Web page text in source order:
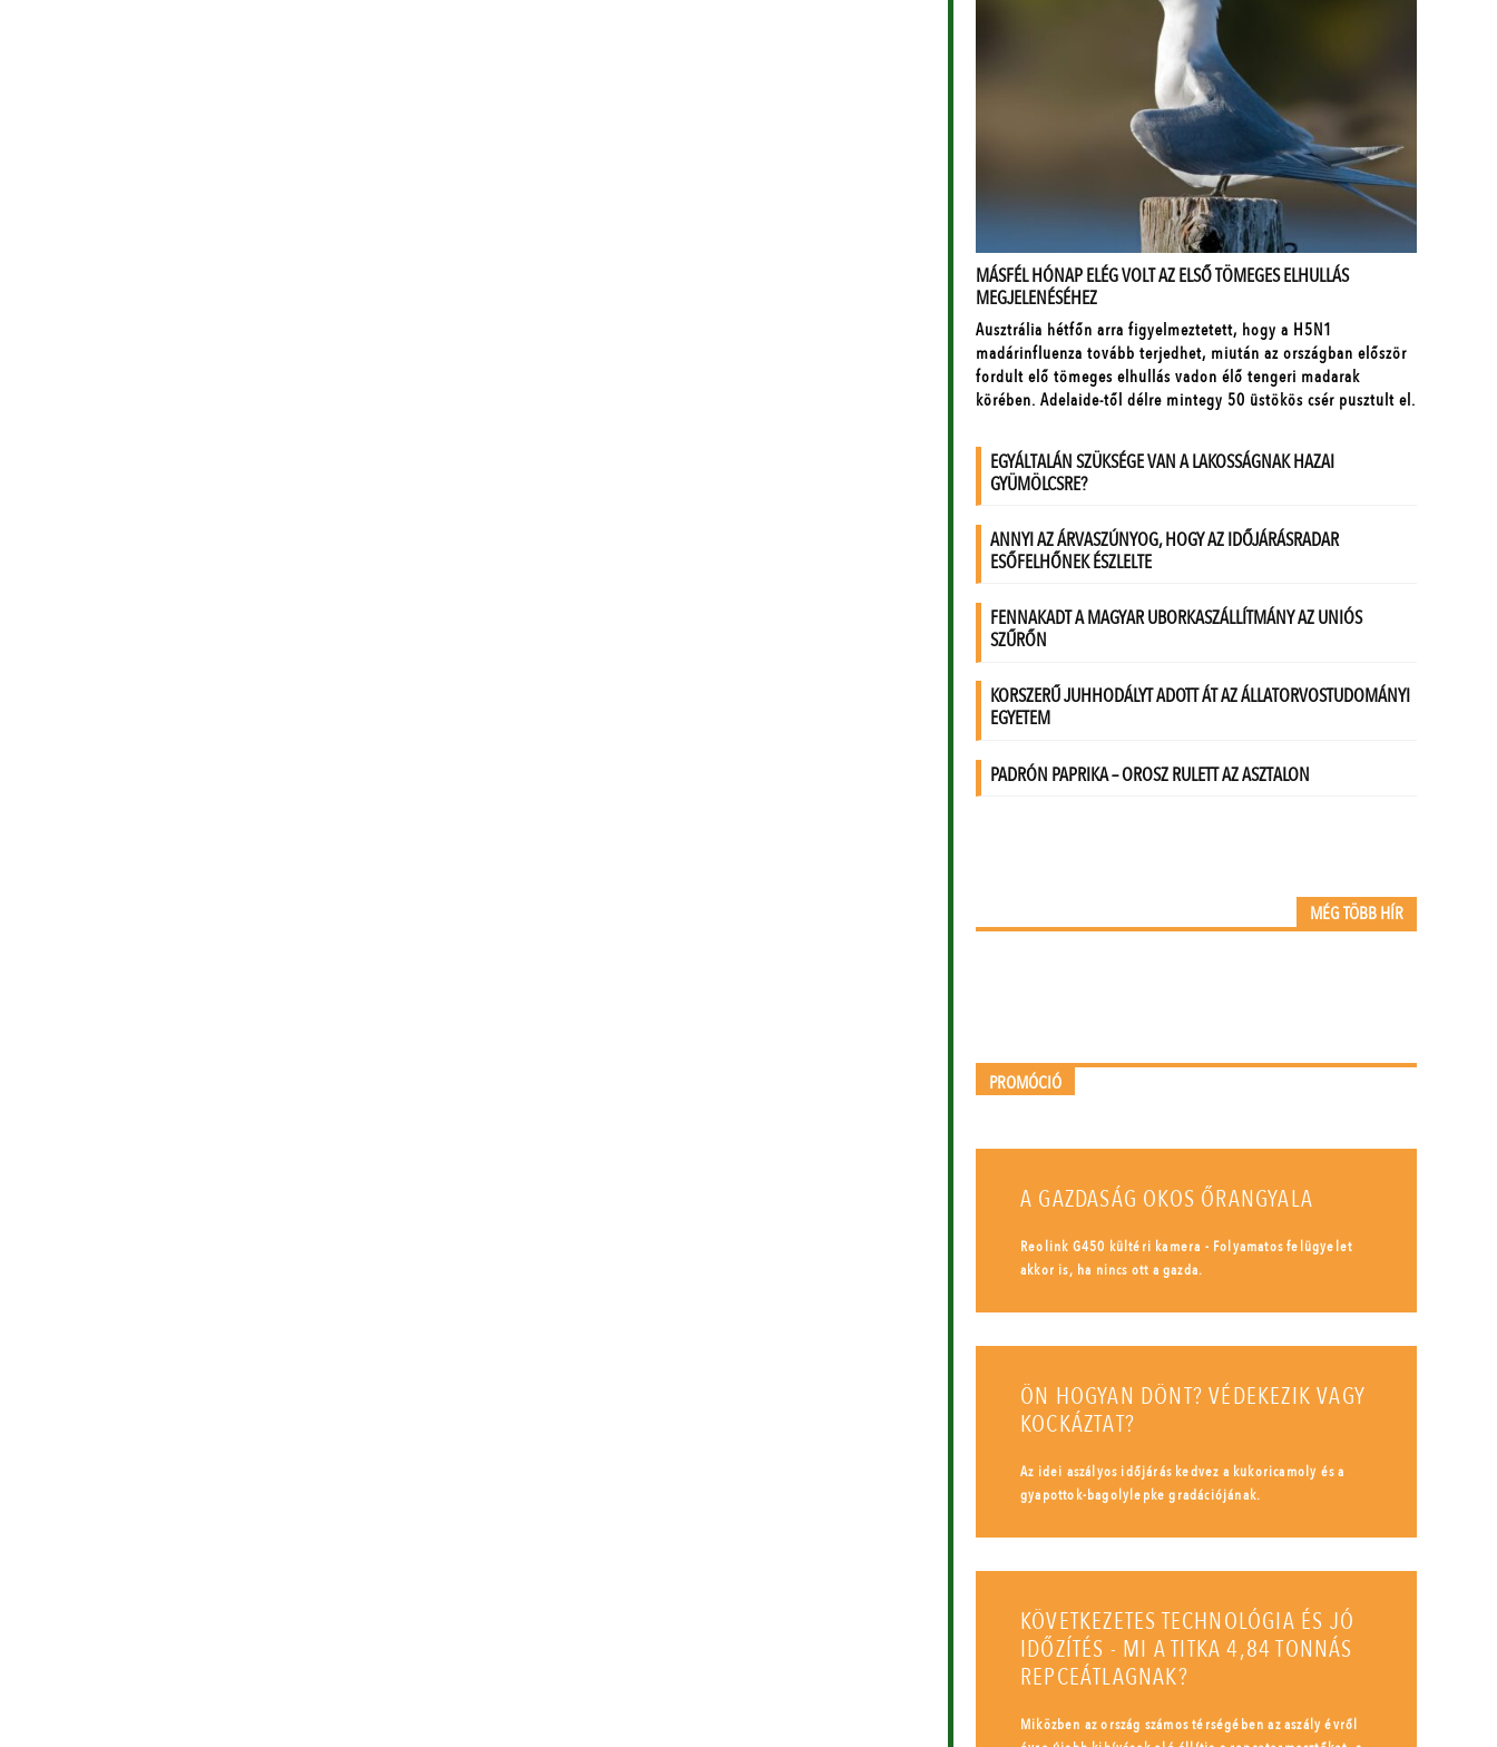
MÉG TÖBB HÍR
PROMÓCIÓ
A GAZDASÁG OKOS ŐRANGYALA
Reolink G450 kültéri kamera - Folyamatos felügyelet
akkor is, ha nincs ott a gazda.
ÖN HOGYAN DÖNT? VÉDEKEZIK VAGY
KOCKÁZTAT?
Az idei aszályos időjárás kedvez a kukoricamoly és a
gyapottok-bagolylepke gradációjának.
KÖVETKEZETES TECHNOLÓGIA ÉS JÓ
IDŐZÍTÉS - MI A TITKA 4,84 TONNÁS
REPCEÁTLAGNAK?
Miközben az ország számos térségében az aszály évről